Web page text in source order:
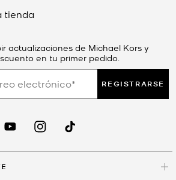
tienda
actualizaciones de Michael Kors y
en tu primer pedido.
REGISTRARSE